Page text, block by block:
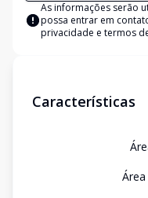
As informações serão
possa entrar em
privacidade e termos
Características